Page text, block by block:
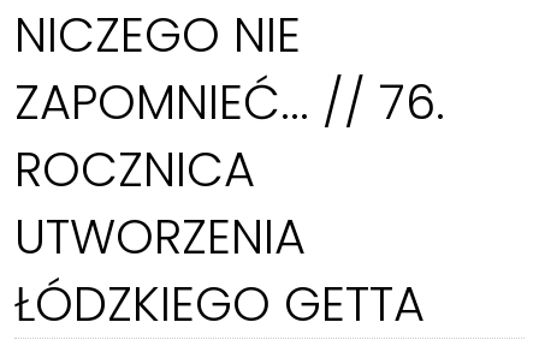
NICZEGO NIE
ZAPOMNIEĆ... // 76.
ROCZNICA
UTWORZENIA
ŁÓDZKIEGO GETTA